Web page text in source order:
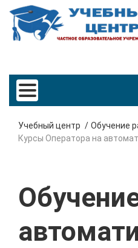
Учебный центр Обучение
Курсы Оператора на